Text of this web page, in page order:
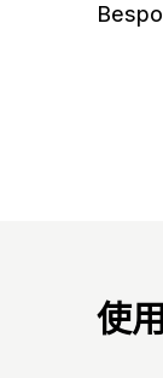
使